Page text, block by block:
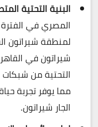
البنية التحتية
المصري في الفترة
لمنطقة شيراتون
شيراتون في
التحتية من
مما يوفر تجربة
الجار شيراتون.